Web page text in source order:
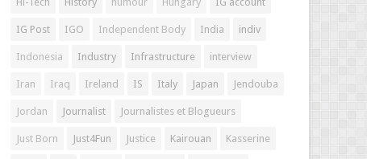
IG Post IGO Independent Body India indiv
Indonesia Industry Infrastructure interview
Iran Iraq Ireland IS Italy Japan Jendouba
Jordan Journalist Journalistes et Blogueurs
Just Born Just4Fun Justice Kairouan Kasserine